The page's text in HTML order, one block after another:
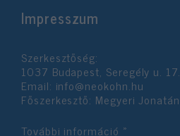
Impresszum
Szerkesztőség:
1037 Budapest, Seregély u. 17.
Email: info@neokohn.hu
Főszerkesztő: Megyeri Jonatán
További információ »